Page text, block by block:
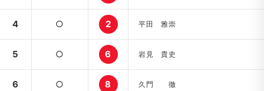
4 ○ 2 平田 雅崇
5 ○ 6 岩見 貴史
6 ○ 8 久門 徹